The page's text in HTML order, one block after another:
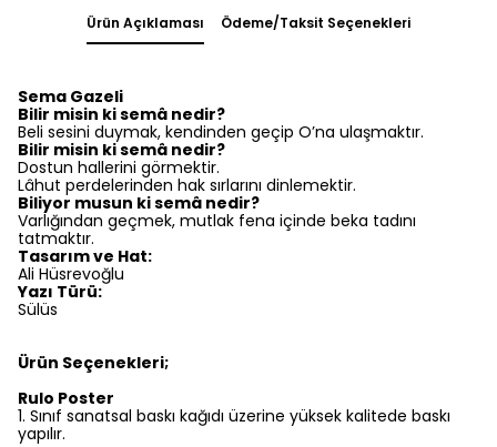
Ürün Açıklaması Ödeme/Taksit Seçenekleri
Sema Gazeli
Bilir misin ki semâ nedir?
Beli sesini duymak, kendinden geçip O’na ulaşmaktır.
Bilir misin ki semâ nedir?
Dostun hallerini görmektir.
Lâhut perdelerinden hak sırlarını dinlemektir.
Biliyor musun ki semâ nedir?
Varlığından geçmek, mutlak fena içinde beka tadını
tatmaktır.
Tasarım ve Hat:
Ali Hüsrevoğlu
Yazı Türü:
Sülüs
Ürün Seçenekleri;
Rulo Poster
1.⁠ ⁠Sınıf sanatsal baskı kağıdı üzerine yüksek kalitede baskı
yapılır.